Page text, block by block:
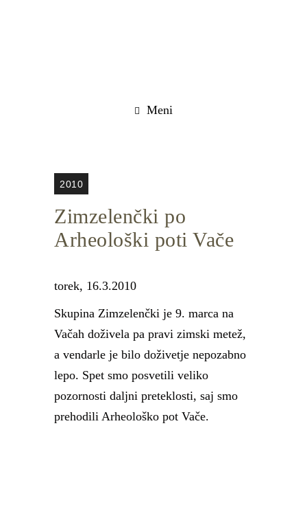
Meni
2010
Zimzelenčki po
Arheološki poti Vače
torek, 16.3.2010
Skupina Zimzelenčki je 9. marca na
Vačah doživela pa pravi zimski metež,
a vendarle je bilo doživetje nepozabno
lepo. Spet smo posvetili veliko
pozornosti daljni preteklosti, saj smo
prehodili Arheološko pot Vače.